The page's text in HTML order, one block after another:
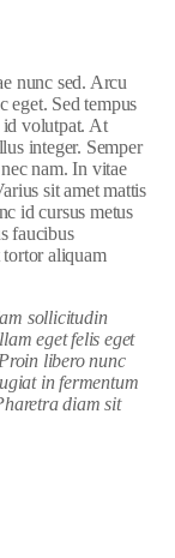
nunc sed. Arcu
eget. Sed tempus
id volutpat. At
integer. Semper
nam. In vitae
sit amet mattis
id cursus metus
faucibus
tortor aliquam
sollicitudin
eget felis eget
libero nunc
in fermentum
diam sit